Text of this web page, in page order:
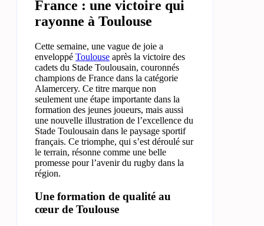
France : une victoire qui
rayonne à Toulouse
Cette semaine, une vague de joie a
enveloppé Toulouse après la victoire des
cadets du Stade Toulousain, couronnés
champions de France dans la catégorie
Alamercery. Ce titre marque non
seulement une étape importante dans la
formation des jeunes joueurs, mais aussi
une nouvelle illustration de l’excellence du
Stade Toulousain dans le paysage sportif
français. Ce triomphe, qui s’est déroulé sur
le terrain, résonne comme une belle
promesse pour l’avenir du rugby dans la
région.
Une formation de qualité au
cœur de Toulouse